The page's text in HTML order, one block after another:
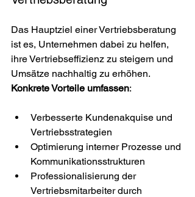
Das Hauptziel einer Vertriebsberatung
ist es, Unternehmen dabei zu helfen,
ihre Vertriebseffizienz zu steigern und
Umsätze nachhaltig zu erhöhen.
Konkrete Vorteile umfassen:
Verbesserte Kundenakquise und
Vertriebsstrategien
Optimierung interner Prozesse und
Kommunikationsstrukturen
Professionalisierung der
Vertriebsmitarbeiter durch